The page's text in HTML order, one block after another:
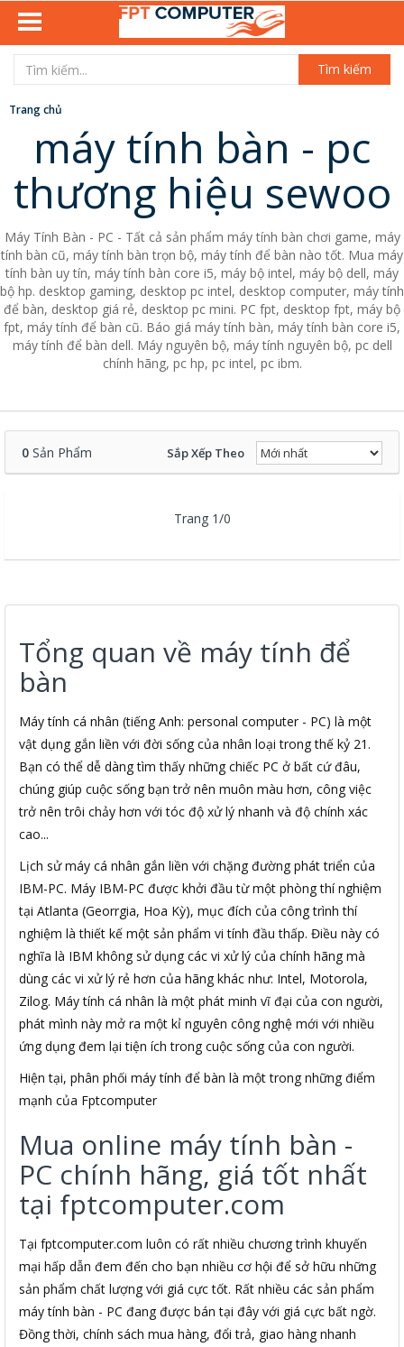
Tìm kiếm
Trang chủ
máy tính bàn - pc
thương hiệu sewoo
Máy Tính Bàn - PC - Tất cả sản phẩm máy tính bàn chơi game, máy
tính bàn cũ, máy tính bàn trọn bộ, máy tính để bàn nào tốt. Mua máy
tính bàn uy tín, máy tính bàn core i5, máy bộ intel, máy bộ dell, máy
bộ hp. desktop gaming, desktop pc intel, desktop computer, máy tính
để bàn, desktop giá rẻ, desktop pc mini. PC fpt, desktop fpt, máy bộ
fpt, máy tính để bàn cũ. Báo giá máy tính bàn, máy tính bàn core i5,
máy tính để bàn dell. Máy nguyên bộ, máy tính nguyên bộ, pc dell
chính hãng, pc hp, pc intel, pc ibm.
0 Sản Phẩm Sắp Xếp Theo
Trang 1/0
Tổng quan về máy tính để
bàn
Máy tính cá nhân (tiếng Anh: personal computer - PC) là một
vật dụng gắn liền với đời sống của nhân loại trong thế kỷ 21.
Bạn có thể dễ dàng tìm thấy những chiếc PC ở bất cứ đâu,
chúng giúp cuộc sống bạn trở nên muôn màu hơn, công việc
trở nên trôi chảy hơn với tóc độ xử lý nhanh và độ chính xác
cao...
Lịch sử máy cá nhân gắn liền với chặng đường phát triển của
IBM-PC. Máy IBM-PC được khởi đầu từ một phòng thí nghiệm
tại Atlanta (Georrgia, Hoa Kỳ), mục đích của công trình thí
nghiệm là thiết kế một sản phẩm vi tính đầu thấp. Điều này có
nghĩa là IBM không sử dụng các vi xử lý của chính hãng mà
dùng các vi xử lý rẻ hơn của hãng khác như: Intel, Motorola,
Zilog. Máy tính cá nhân là một phát minh vĩ đại của con người,
phát mình này mở ra một kỉ nguyên công nghệ mới với nhiều
ứng dụng đem lại tiện ích trong cuộc sống của con người.
Hiện tại, phân phối máy tính để bàn là một trong những điểm
mạnh của Fptcomputer
Mua online máy tính bàn -
PC chính hãng, giá tốt nhất
tại fptcomputer.com
Tại fptcomputer.com luôn có rất nhiều chương trình khuyến
mại hấp dẫn đem đến cho bạn nhiều cơ hội để sở hữu những
sản phẩm chất lượng với giá cực tốt. Rất nhiều các sản phẩm
máy tính bàn - PC đang được bán tại đây với giá cực bất ngờ.
Đồng thời, chính sách mua hàng, đổi trả, giao hàng nhanh